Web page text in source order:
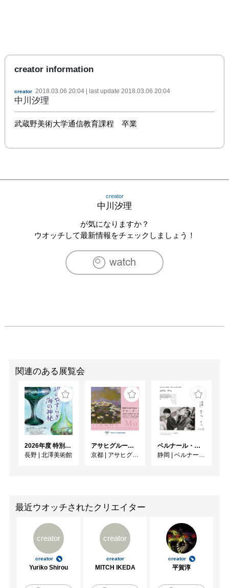
creator information
creator 2018.03.06 20:04 | last update 2018.03.06 20:04
中川汐理
武蔵野美術大学通信教育課程　卒業
creator
中川汐理
が気になりますか？
ウオッチして最新情報をチェックしましょう！
関連のある展覧会
2026年度 特別展「ガレとドーム、アール･ヌーヴォーのガラス 水辺のやすらぎ、海の神秘」
長野 | 北澤美術館
アサヒグループ大山崎山荘美術館 開館30周年記念展「没後100年 クロード・モネ」
京都 | アサヒグループ大山崎山荘美術館
ベルナール・ビュフェと写真 ーカメラがとらえたビュフェとその時代、そして21 世紀へ
静岡 | ベルナール・ビュフェ美術館
最近ウオッチされたクリエイター
creator
creator
Yuriko Shirou
creator
creator
MITCH IKEDA
creator
平賀淳